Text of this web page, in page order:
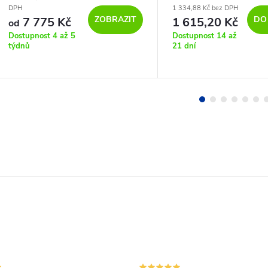
DPH
od 7 775 Kč
Dostupnost 4 až 5
týdnů
ZOBRAZIT
1 334,88 Kč bez DPH
1 615,20 Kč
Dostupnost 14 až
21 dní